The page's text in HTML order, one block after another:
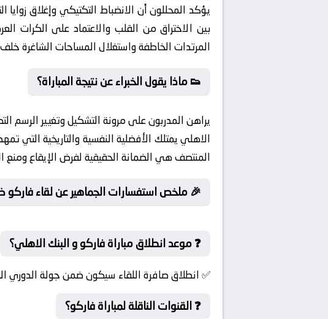
يؤكد المحللون أن الانضباط التكتيكي وإغلاق
بين الاختراق من القلب والاعتماد على الكرات
المرتدات الخاطفة واستغلال المساحات الشاغرة
👟 ماذا يقول الخبراء عن نتيجة المباراة؟
يراهن المدربون على مرونة التشكيل وتغيير
الاهلي يمتلك الأفضلية النفسية والتاريخية
المنتصف هي الضمانة الحقيقية لفرض الإيقاع
🎉 ملخص استفسارات الجماهير عن لقاء فاركو
❓ موعد انطلاق مباراة فاركو و البنك الاهلي؟
✅ انطلاق صافرة اللقاء سيكون ضمن جولة الدوري
❓ القنوات الناقلة لمباراة فاركو؟